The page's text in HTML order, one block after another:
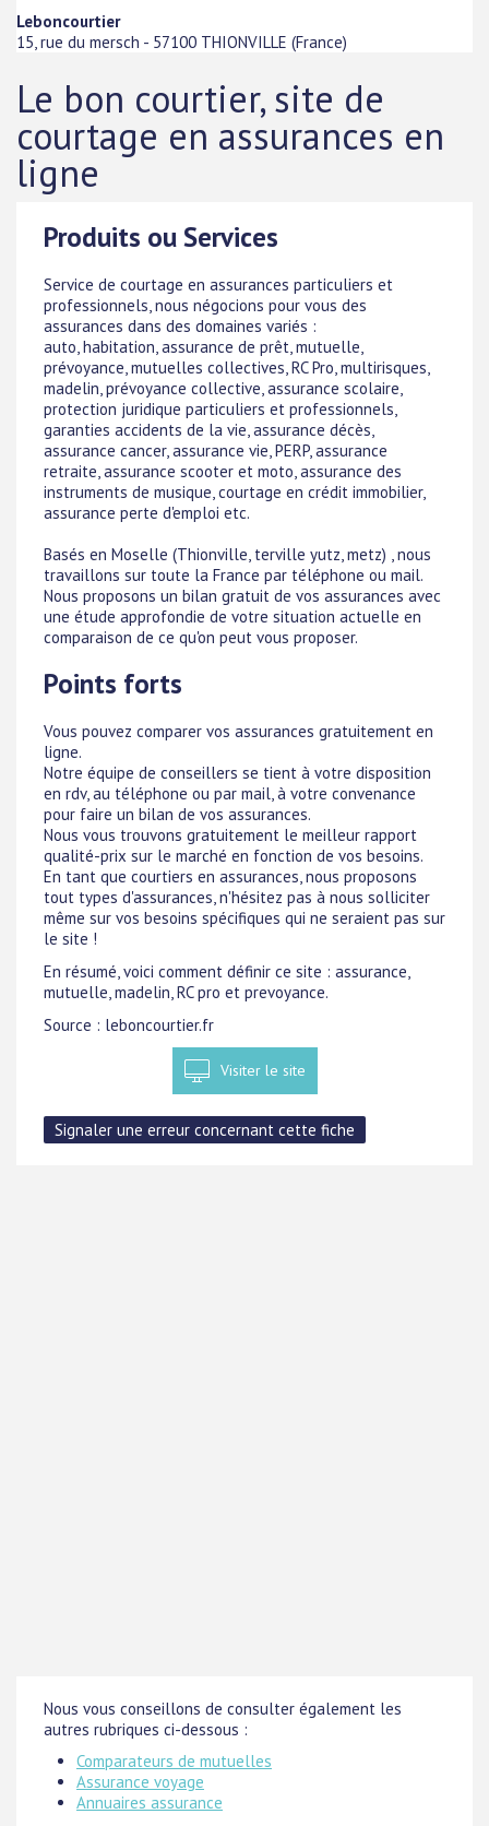
Leboncourtier
15, rue du mersch - 57100 THIONVILLE (France)
Le bon courtier, site de
courtage en assurances en
ligne
Produits ou Services
Service de courtage en assurances particuliers et
professionnels, nous négocions pour vous des
assurances dans des domaines variés :
auto, habitation, assurance de prêt, mutuelle,
prévoyance, mutuelles collectives, RC Pro, multirisques,
madelin, prévoyance collective, assurance scolaire,
protection juridique particuliers et professionnels,
garanties accidents de la vie, assurance décès,
assurance cancer, assurance vie, PERP, assurance
retraite, assurance scooter et moto, assurance des
instruments de musique, courtage en crédit immobilier,
assurance perte d'emploi etc.
Basés en Moselle (Thionville, terville yutz, metz) , nous
travaillons sur toute la France par téléphone ou mail.
Nous proposons un bilan gratuit de vos assurances avec
une étude approfondie de votre situation actuelle en
comparaison de ce qu'on peut vous proposer.
Points forts
Vous pouvez comparer vos assurances gratuitement en
ligne.
Notre équipe de conseillers se tient à votre disposition
en rdv, au téléphone ou par mail, à votre convenance
pour faire un bilan de vos assurances.
Nous vous trouvons gratuitement le meilleur rapport
qualité-prix sur le marché en fonction de vos besoins.
En tant que courtiers en assurances, nous proposons
tout types d'assurances, n'hésitez pas à nous solliciter
même sur vos besoins spécifiques qui ne seraient pas sur
le site !
En résumé, voici comment définir ce site : assurance,
mutuelle, madelin, RC pro et prevoyance.
Source : leboncourtier.fr
Visiter le site
Nous vous conseillons de consulter également les
autres rubriques ci-dessous :
Comparateurs de mutuelles
Assurance voyage
Annuaires assurance